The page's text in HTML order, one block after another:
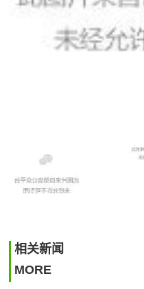
相关新闻
MORE